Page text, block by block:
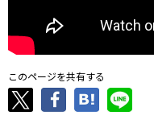
このページを共有する